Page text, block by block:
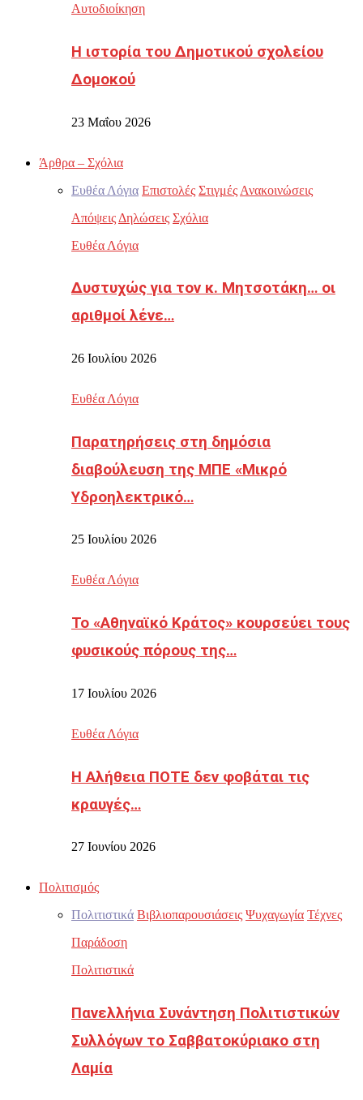
Αυτοδιοίκηση
Η ιστορία του Δημοτικού σχολείου
Δομοκού
23 Μαΐου 2026
Άρθρα – Σχόλια
Ευθέα Λόγια Επιστολές Στιγμές Ανακοινώσεις
Απόψεις Δηλώσεις Σχόλια
Ευθέα Λόγια
Δυστυχώς για τον κ. Μητσοτάκη… οι
αριθμοί λένε…
26 Ιουλίου 2026
Ευθέα Λόγια
Παρατηρήσεις στη δημόσια
διαβούλευση της ΜΠΕ «Μικρό
Υδροηλεκτρικό…
25 Ιουλίου 2026
Ευθέα Λόγια
Το «Αθηναϊκό Κράτος» κουρσεύει τους
φυσικούς πόρους της…
17 Ιουλίου 2026
Ευθέα Λόγια
Η Αλήθεια ΠΟΤΕ δεν φοβάται τις
κραυγές…
27 Ιουνίου 2026
Πολιτισμός
Πολιτιστικά Βιβλιοπαρουσιάσεις Ψυχαγωγία Τέχνες
Παράδοση
Πολιτιστικά
Πανελλήνια Συνάντηση Πολιτιστικών
Συλλόγων το Σαββατοκύριακο στη
Λαμία